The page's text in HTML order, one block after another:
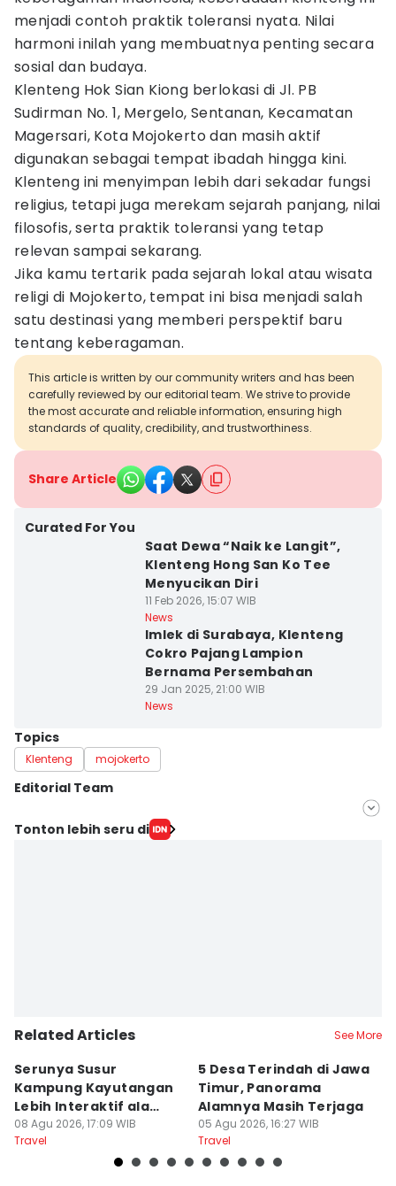
menjadi contoh praktik toleransi nyata. Nilai
harmoni inilah yang membuatnya penting secara
sosial dan budaya.
Klenteng Hok Sian Kiong berlokasi di Jl. PB
Sudirman No. 1, Mergelo, Sentanan, Kecamatan
Magersari, Kota Mojokerto dan masih aktif
digunakan sebagai tempat ibadah hingga kini.
Klenteng ini menyimpan lebih dari sekadar fungsi
religius, tetapi juga merekam sejarah panjang, nilai
filosofis, serta praktik toleransi yang tetap
relevan sampai sekarang.
Jika kamu tertarik pada sejarah lokal atau wisata
religi di Mojokerto, tempat ini bisa menjadi salah
satu destinasi yang memberi perspektif baru
tentang keberagaman.
This article is written by our community writers and has been
carefully reviewed by our editorial team. We strive to provide
the most accurate and reliable information, ensuring high
standards of quality, credibility, and trustworthiness.
Share Article
Curated For You
Saat Dewa “Naik ke Langit”,
Klenteng Hong San Ko Tee
Menyucikan Diri
11 Feb 2026, 15:07 WIB
News
Imlek di Surabaya, Klenteng
Cokro Pajang Lampion
Bernama Persembahan
29 Jan 2025, 21:00 WIB
News
Topics
Klenteng mojokerto
Editorial Team
Editor
Tonton lebih seru di
Related Articles See More
Serunya Susur
Kampung Kayutangan
Lebih Interaktif ala
Kelana Race
08 Agu 2026, 17:09 WIB
Travel
5 Desa Terindah di Jawa
Timur, Panorama
Alamnya Masih Terjaga
05 Agu 2026, 16:27 WIB
Travel